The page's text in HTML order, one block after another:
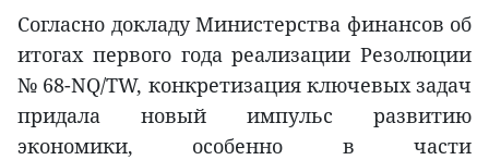
Согласно докладу Министерства финансов об
итогах первого года реализации Резолюции
№ 68-NQ/TW, конкретизация ключевых задач
придала новый импульс развитию
экономики, особенно в части